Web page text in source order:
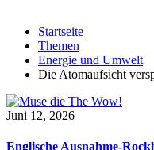
Startseite
Themen
Energie und Umwelt
Die Atomaufsicht
Juni 12, 2026
Englische Ausnahme-